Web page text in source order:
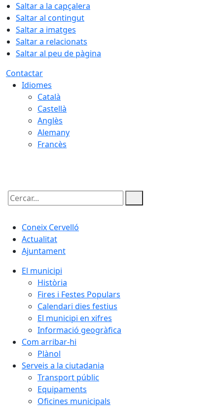
Saltar a la capçalera
Saltar al contingut
Saltar a imatges
Saltar a relacionats
Saltar al peu de pàgina
Contactar
Idiomes
Català
Castellà
Anglès
Alemany
Francès
Cercar:
Coneix Cervelló
Actualitat
Ajuntament
El municipi
Història
Fires i Festes Populars
Calendari dies festius
El municipi en xifres
Informació geogràfica
Com arribar-hi
Plànol
Serveis a la ciutadania
Transport públic
Equipaments
Oficines municipals